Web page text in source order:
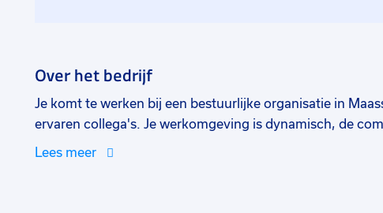
Over het bedrijf
Je komt te werken bij een bestuurlijke organisatie in
ervaren collega's. Je werkomgeving is dynamisch, de
prettig.
Lees meer